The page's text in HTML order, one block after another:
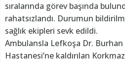
sıralarında görev başında
rahatsızlandı. Durumun
sağlık ekipleri sevk edildi.
Ambulansla Lefkoşa Dr.
Hastanesi’ne kaldırılan